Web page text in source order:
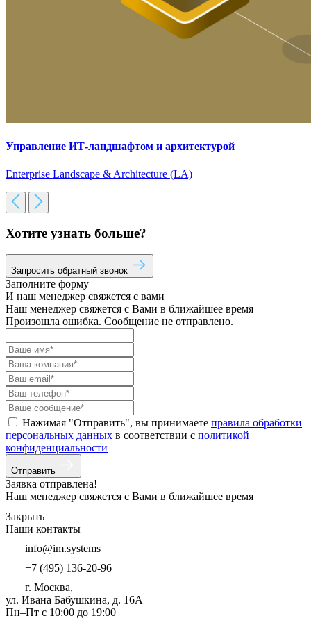
Управление ИТ-ландшафтом и архитектурой
Enterprise Landscape & Architecture (LA)
Хотите узнать больше?
Запросить обратный звонок
Заполните форму
И наш менеджер свяжется с вами
Наш менеджер свяжется с Вами в ближайшее время
Произошла ошибка. Сообщение не отправлено.
Нажимая "Отправить", вы принимаете правила обработки
персональных данных в соответствии с политикой
конфиденциальности
Отправить
Заявка отправлена!
Наш менеджер свяжется с Вами в ближайшее время
Закрыть
Наши контакты
info@im.systems
+7 (495) 136-20-96
г. Москва,
ул. Ивана Бабушкина, д. 16А
Пн–Пт с 10:00 до 19:00